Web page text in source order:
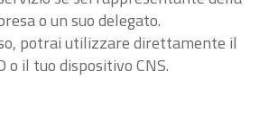
o un suo delegato.
potrai utilizzare direttamente il
o il tuo dispositivo CNS.